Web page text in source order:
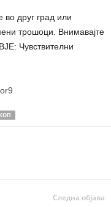
друг град или
трошоци. Внимавајте
Чувствителни
Следна објава